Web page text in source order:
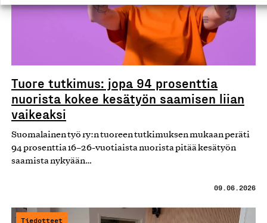
Tuore tutkimus: jopa 94 prosenttia
nuorista kokee kesätyön saamisen liian
vaikeaksi
Suomalainen työ ry:n tuoreen tutkimuksen mukaan peräti
94 prosenttia 16–26-vuotiaista nuorista pitää kesätyön
saamista nykyään…
09.06.2026
Tiedotteet